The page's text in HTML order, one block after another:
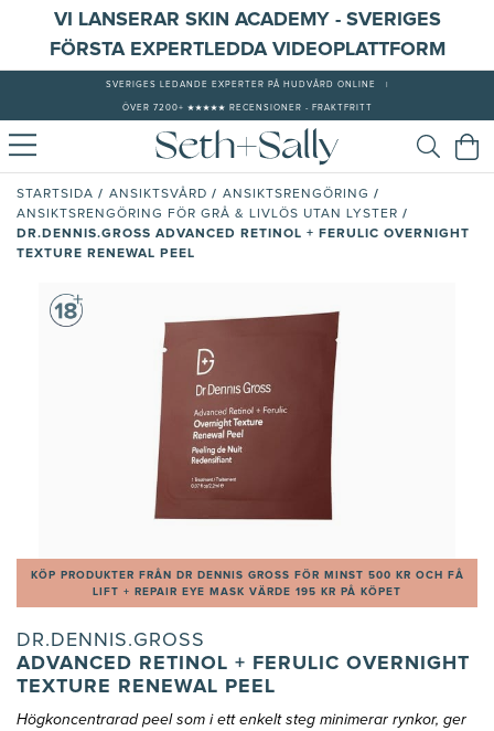
VI LANSERAR SKIN ACADEMY - SVERIGES
FÖRSTA EXPERTLEDDA VIDEOPLATTFORM
SVERIGES LEDANDE EXPERTER PÅ HUDVÅRD ONLINE
ÖVER 7200+ ★★★★★ RECENSIONER - FRAKTFRITT
STARTSIDA / ANSIKTSVÅRD / ANSIKTSRENGÖRING /
ANSIKTSRENGÖRING FÖR GRÅ & LIVLÖS UTAN LYSTER /
DR.DENNIS.GROSS ADVANCED RETINOL + FERULIC OVERNIGHT
TEXTURE RENEWAL PEEL
KÖP PRODUKTER FRÅN DR DENNIS GROSS FÖR MINST 500 KR OCH FÅ
LIFT + REPAIR EYE MASK VÄRDE 195 KR PÅ KÖPET
DR.DENNIS.GROSS
ADVANCED RETINOL + FERULIC OVERNIGHT
TEXTURE RENEWAL PEEL
Högkoncentrarad peel som i ett enkelt steg minimerar rynkor, ger